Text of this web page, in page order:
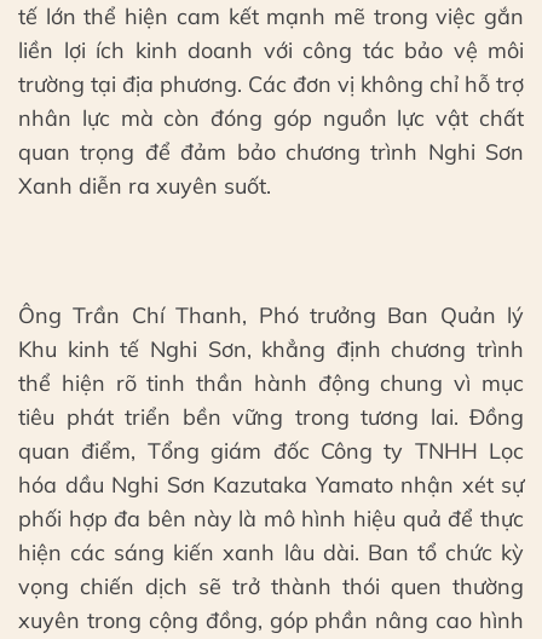
tế lớn thể hiện cam kết mạnh mẽ trong việc gắn
liền lợi ích kinh doanh với công tác bảo vệ môi
trường tại địa phương. Các đơn vị không chỉ hỗ trợ
nhân lực mà còn đóng góp nguồn lực vật chất
quan trọng để đảm bảo chương trình Nghi Sơn
Xanh diễn ra xuyên suốt.
Ông Trần Chí Thanh, Phó trưởng Ban Quản lý
Khu kinh tế Nghi Sơn, khẳng định chương trình
thể hiện rõ tinh thần hành động chung vì mục
tiêu phát triển bền vững trong tương lai. Đồng
quan điểm, Tổng giám đốc Công ty TNHH Lọc
hóa dầu Nghi Sơn Kazutaka Yamato nhận xét sự
phối hợp đa bên này là mô hình hiệu quả để thực
hiện các sáng kiến xanh lâu dài. Ban tổ chức kỳ
vọng chiến dịch sẽ trở thành thói quen thường
xuyên trong cộng đồng, góp phần nâng cao hình